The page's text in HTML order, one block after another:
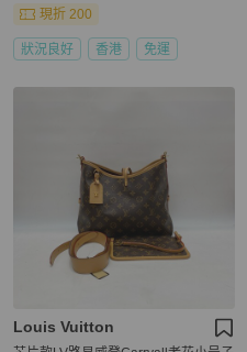
現折 200
狀況良好 香港 免運
Louis Vuitton